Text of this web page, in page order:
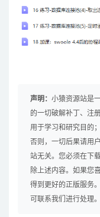
声明： 小猿资源站是
的一切破解补丁、注
用于学习和研究目的
否则，一切后果请用
站无关。您必须在下
除上述内容。如果您
得到更好的正版服务
可联系我们进行处理。